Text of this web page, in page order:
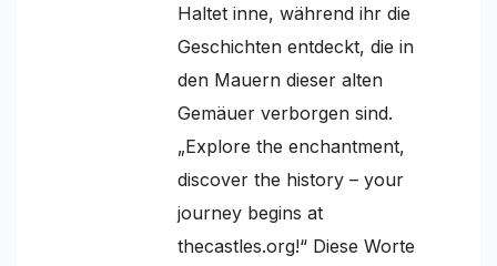
Haltet inne, während ihr die
Geschichten entdeckt, die in
den Mauern dieser alten
Gemäuer verborgen sind.
„Explore the enchantment,
discover the history – your
journey begins at
thecastles.org!“ Diese Worte